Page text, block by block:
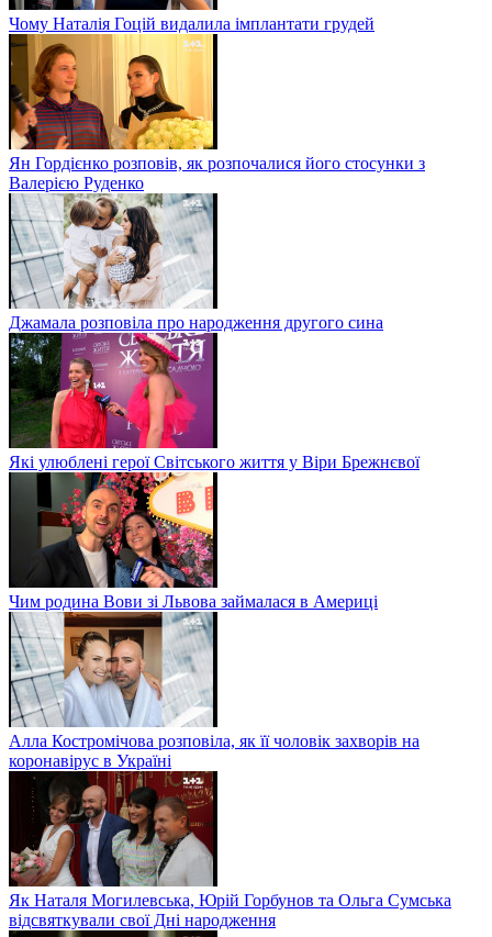
Чому Наталія Гоцій видалила імплантати грудей
Ян Гордієнко розповів, як розпочалися його стосунки з
Валерією Руденко
Джамала розповіла про народження другого сина
Які улюблені герої Світського життя у Віри Брежнєвої
Чим родина Вови зі Львова займалася в Америці
Алла Костромічова розповіла, як її чоловік захворів на
коронавірус в Україні
Як Наталя Могилевська, Юрій Горбунов та Ольга Сумська
відсвяткували свої Дні народження